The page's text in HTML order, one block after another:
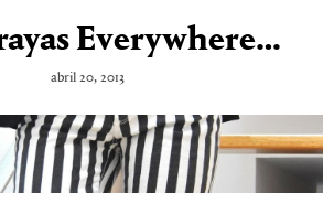
Everywhere…
abril 20, 2013